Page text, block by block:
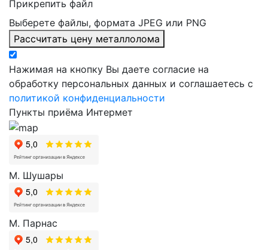
Прикрепить файл
Выберете файлы, формата JPEG или PNG
Рассчитать цену металлолома
Нажимая на кнопку Вы даете согласие на
обработку персональных данных и соглашаетесь с
политикой конфиденциальности
Пункты приёма Интермет
М. Шушары
М. Парнас